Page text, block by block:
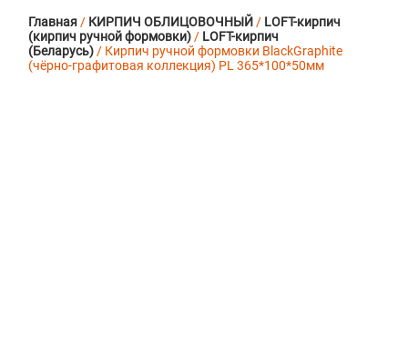
Главная/ КИРПИЧ ОБЛИЦОВОЧНЫЙ/ LOFT-кирпич
(кирпич ручной формовки)/ LOFT-кирпич
(Беларусь)/ Кирпич ручной формовки BlackGraphite
(чёрно-графитовая коллекция) PL 365*100*50мм